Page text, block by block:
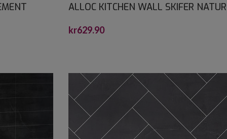
ALLOC KITCHEN WALL SKIFER NATUR
kr629.90